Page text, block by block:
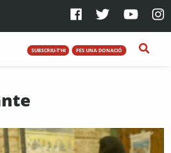
SUBSCRIU-T'HI FES UNA DONACIÓ